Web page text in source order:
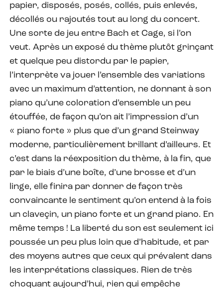
papier, disposés, posés, collés, puis enlevés,
décollés ou rajoutés tout au long du concert.
Une sorte de jeu entre Bach et Cage, si l’on
veut. Après un exposé du thème plutôt grinçant
et quelque peu distordu par le papier,
l’interprète va jouer l’ensemble des variations
avec un maximum d’attention, ne donnant à son
piano qu’une coloration d’ensemble un peu
étouffée, de façon qu’on ait l’impression d’un
« piano forte » plus que d’un grand Steinway
moderne, particulièrement brillant d’ailleurs. Et
c’est dans la réexposition du thème, à la fin, que
par le biais d’une boîte, d’une brosse et d’un
linge, elle finira par donner de façon très
convaincante le sentiment qu’on entend à la fois
un claveçin, un piano forte et un grand piano. En
même temps ! La liberté du son est seulement ici
poussée un peu plus loin que d’habitude, et par
des moyens autres que ceux qui prévalent dans
les interprétations classiques. Rien de très
choquant aujourd’hui, rien qui empêche